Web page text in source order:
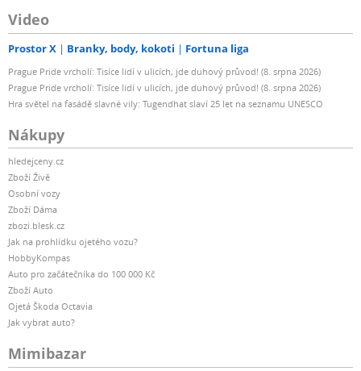
Video
Prostor X Branky, body, kokoti Fortuna liga
Prague Pride vrcholí: Tisíce lidí v ulicích, jde duhový průvod! (8. srpna 2026)
Prague Pride vrcholí: Tisíce lidí v ulicích, jde duhový průvod! (8. srpna 2026)
Hra světel na fasádě slavné vily: Tugendhat slaví 25 let na seznamu UNESCO
Nákupy
hledejceny.cz
Zboží Živě
Osobní vozy
Zboží Dáma
zbozi.blesk.cz
Jak na prohlídku ojetého vozu?
HobbyKompas
Auto pro začátečníka do 100 000 Kč
Zboží Auto
Ojetá Škoda Octavia
Jak vybrat auto?
Mimibazar